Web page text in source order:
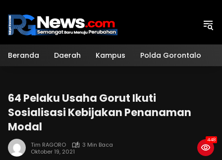
konten
Beranda Daerah Kampus Polda Gorontalo
64 Pelaku Usaha Gorut Ikuti
Sosialisasi Kebijakan Penanaman
Modal
Tim RAGORO
3 Min Baca
Oktober 19, 2021
448